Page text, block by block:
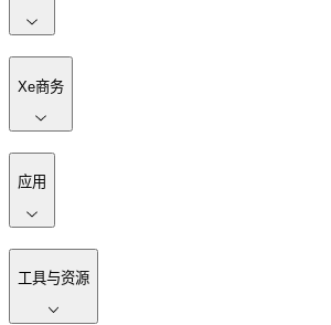
Xe商务
应用
工具与资源